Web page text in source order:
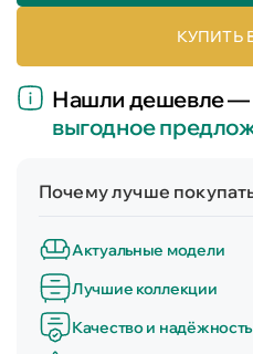
КУПИТЬ
Нашли дешевле
выгодное
Почему лучше
Актуальные модели
Лучшие коллекции
Качество и надёжность